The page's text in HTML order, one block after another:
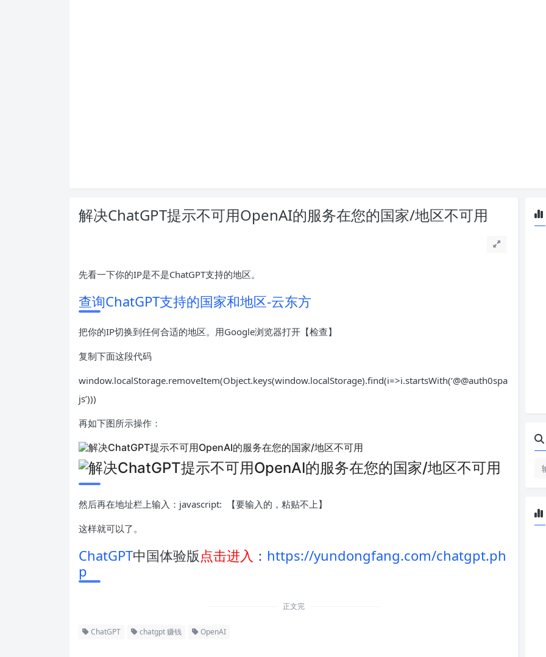
解决ChatGPT提示不可用OpenAI的服务在您的国家/地区不可用
先看一下你的IP是不是ChatGPT支持的地区。
查询ChatGPT支持的国家和地区-云东方
把你的IP切换到任何合适的地区。用Google浏览器打开【检查】
复制下面这段代码
window.localStorage.removeItem(Object.keys(window.localStorage).find(i=>i.startsWith(‘@@auth0spa
js’)))
再如下图所示操作：
然后再在地址栏上输入：javascript: 【要输入的，粘贴不上】
这样就可以了。
ChatGPT中国体验版点击进入 ： https://yundongfang.com/chatgpt.ph
p
正文完
ChatGPT chatgpt 赚钱 OpenAI